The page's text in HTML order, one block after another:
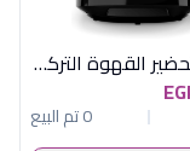
ماكينة تحضير القهوة التركية أرزوم أوكا إيليت 710 وات - أسود وفضي لامع
0 تم البيع